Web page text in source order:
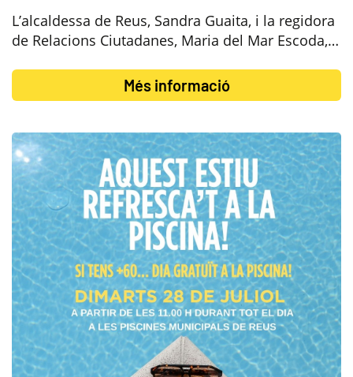
L’alcaldessa de Reus, Sandra Guaita, i la regidora
de Relacions Ciutadanes, Maria del Mar Escoda,…
Més informació